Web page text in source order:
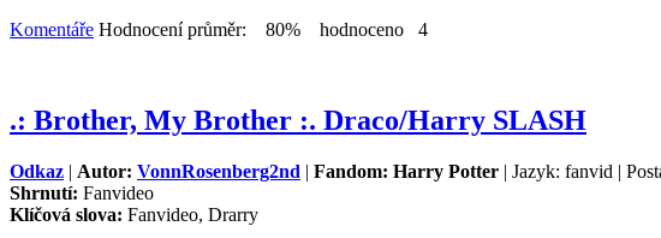
Komentáře Hodnocení průměr: 80% hodnoceno 4
.: Brother, My Brother :. Draco/Harry SLASH
Odkaz | Autor: VonnRosenberg2nd | Fandom: Harry Potter | Jazyk: fanvid |
Shrnutí: Fanvideo
Klíčová slova: Fanvideo, Drarry